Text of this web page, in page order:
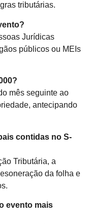
tributárias.
Jurídicas
públicos ou MEIs
mês seguinte ao
antecipando
contidas no S-
Tributária, a
da folha e
evento mais